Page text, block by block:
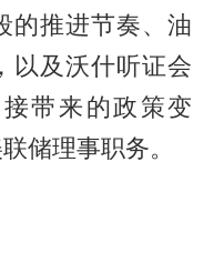
的推进节奏、油
以及沃什听证会
带来的政策变
储理事职务。